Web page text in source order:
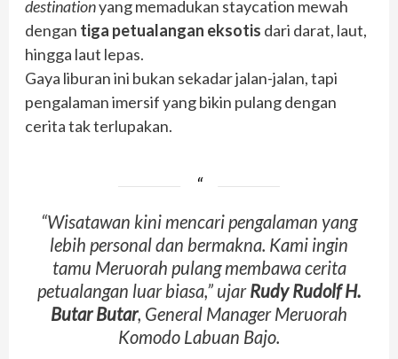
destinationyang memadukan staycation mewah
dengan tiga petualangan eksotis dari darat, laut,
hingga laut lepas.
Gaya liburan ini bukan sekadar jalan-jalan, tapi
pengalaman imersif yang bikin pulang dengan
cerita tak terlupakan.
“Wisatawan kini mencari pengalaman yang
lebih personal dan bermakna. Kami ingin
tamu Meruorah pulang membawa cerita
petualangan luar biasa,” ujarRudy Rudolf H.
Butar Butar, General Manager Meruorah
Komodo Labuan Bajo.